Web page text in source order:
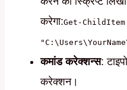
करेगा:Get-
कमांड करेक्शन्स:
करेक्शन।